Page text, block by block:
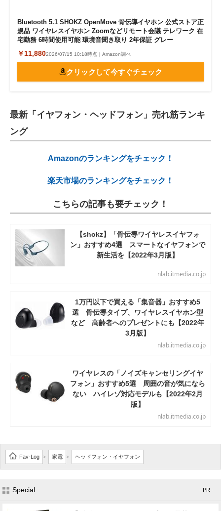
Bluetooth 5.1 SHOKZ OpenMove 骨伝導イヤホン 公式ストア正
規品 ワイヤレスイヤホン Zoomなどリモート会議 テレワーク 在
宅勤務 6時間使用可能 環境音聞き取り 2年保証 グレー
￥11,8802026/07/15 10:18時点｜Amazon調べ
クリックして今すぐチェック
最新「イヤフォン・ヘッドフォン」売れ筋ランキ
ング
Amazonのランキングをチェック！
楽天市場のランキングをチェック！
こちらの記事も要チェック！
【shokz】「骨伝導ワイヤレスイヤフォ
ン」おすすめ4選 スマートなイヤフォンで
新生活を【2022年3月版】
nlab.itmedia.co.jp
1万円以下で買える「集音器」おすすめ5
選 骨伝導タイプ、ワイヤレスイヤホン型
など 高齢者へのプレゼントにも【2022年
3月版】
nlab.itmedia.co.jp
ワイヤレスの「ノイズキャンセリングイヤ
フォン」おすすめ5選 周囲の音が気になら
ない ハイレゾ対応モデルも【2022年2月
版】
nlab.itmedia.co.jp
Fav-Log > 家電 > ヘッドフォン・イヤフォン
Special - PR -